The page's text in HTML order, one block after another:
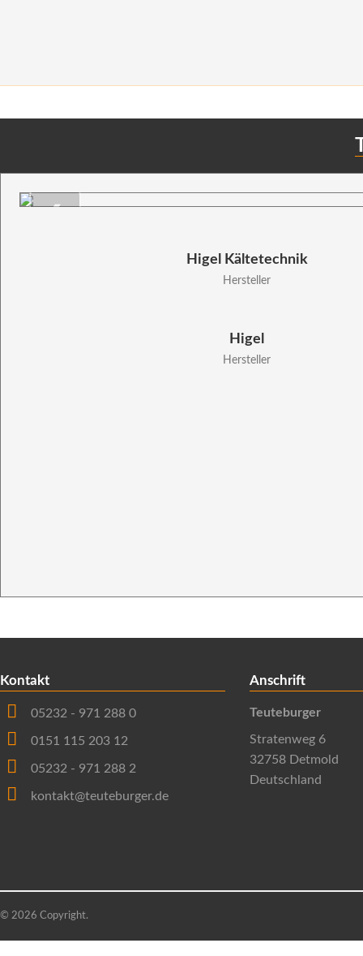
Higel Kältetechnik
Hersteller
Higel
Hersteller
Kontakt
05232 - 971 288 0
0151 115 203 12
05232 - 971 288 2
kontakt@teuteburger.de
Anschrift
Teuteburger
Stratenweg 6
32758 Detmold
Deutschland
© 2026 Copyright.